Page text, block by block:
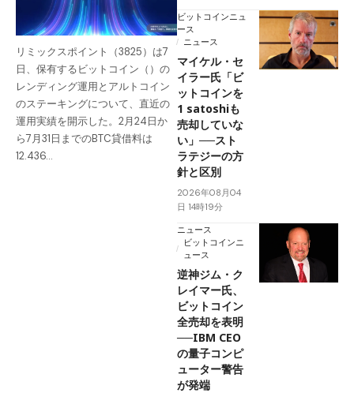
リミックスポイント（3825）は7
日、保有するビットコイン（）の
レンディング運用とアルトコイン
のステーキングについて、直近の
運用実績を開示した。2月24日か
ら7月31日までのBTC貸借料は
12.436…
ビットコインニュ
ース
ニュース
マイケル・セ
イラー氏「ビ
ットコインを
1 satoshiも
売却していな
い」──スト
ラテジーの方
針と区別
2026年08月04
日 14時19分
ニュース
ビットコインニ
ュース
逆神ジム・ク
レイマー氏、
ビットコイン
全売却を表明
──IBM CEO
の量子コンピ
ューター警告
が発端